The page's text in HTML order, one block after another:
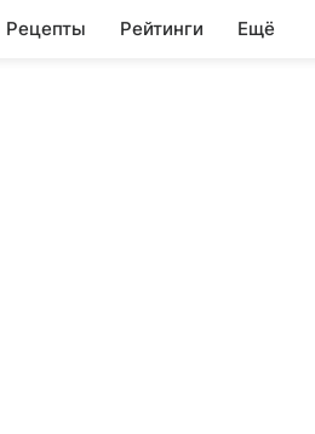
Рецепты Рейтинги Ещё